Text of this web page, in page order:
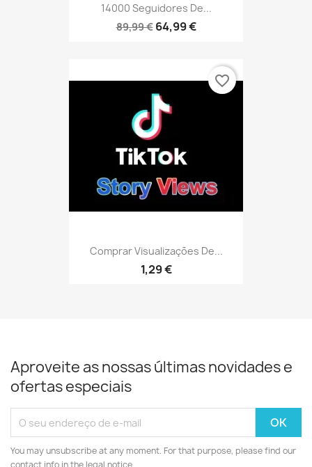
14000 Seguidores De...
89,99 € 64,99 €
Comprar Visualizações De...
1,29 €
favorite_border
Aproveite as nossas últimas novidades e
ofertas especiais
You may unsubscribe at any moment. For that purpose, please find our